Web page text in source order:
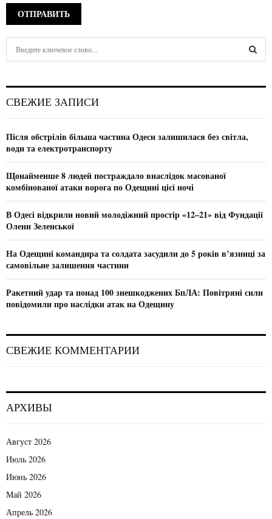
h
o
r
СВЕЖИЕ ЗАПИСИ
Після обстрілів більша частина Одеси залишилася без світла,
води та електротранспорту
Щонайменше 8 людей постраждало внаслідок масованої
комбінованої атаки ворога по Одещині цієї ночі
В Одесі відкрили новий молодіжний простір «12–21» від Фундації
Олени Зеленської
На Одещині командира та солдата засудили до 5 років в’язниці за
самовільне залишення частини
Ракетний удар та понад 100 знешкоджених БпЛА: Повітряні сили
повідомили про наслідки атак на Одещину
СВЕЖИЕ КОММЕНТАРИИ
АРХИВЫ
Август 2026
Июль 2026
Июнь 2026
Май 2026
Апрель 2026